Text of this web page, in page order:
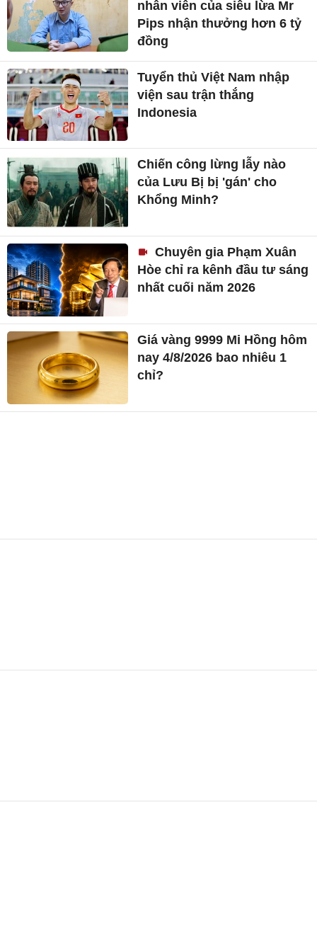
nhân viên của siêu lừa Mr
Pips nhận thưởng hơn 6 tỷ
đồng
Tuyển thủ Việt Nam nhập
viện sau trận thắng
Indonesia
Chiến công lừng lẫy nào
của Lưu Bị bị 'gán' cho
Khổng Minh?
Chuyên gia Phạm Xuân
Hòe chỉ ra kênh đầu tư sáng
nhất cuối năm 2026
Giá vàng 9999 Mi Hồng hôm
nay 4/8/2026 bao nhiêu 1
chỉ?